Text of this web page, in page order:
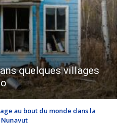
quelques villages
au bout du monde dans la